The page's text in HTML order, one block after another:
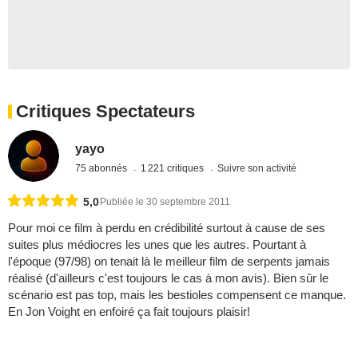
Critiques Spectateurs
yayo
75 abonnés 1 221 critiques Suivre son activité
5,0Publiée le 30 septembre 2011
Pour moi ce film à perdu en crédibilité surtout à cause de ses
suites plus médiocres les unes que les autres. Pourtant à
l'époque (97/98) on tenait là le meilleur film de serpents jamais
réalisé (d'ailleurs c'est toujours le cas à mon avis). Bien sûr le
scénario est pas top, mais les bestioles compensent ce manque.
En Jon Voight en enfoiré ça fait toujours plaisir!